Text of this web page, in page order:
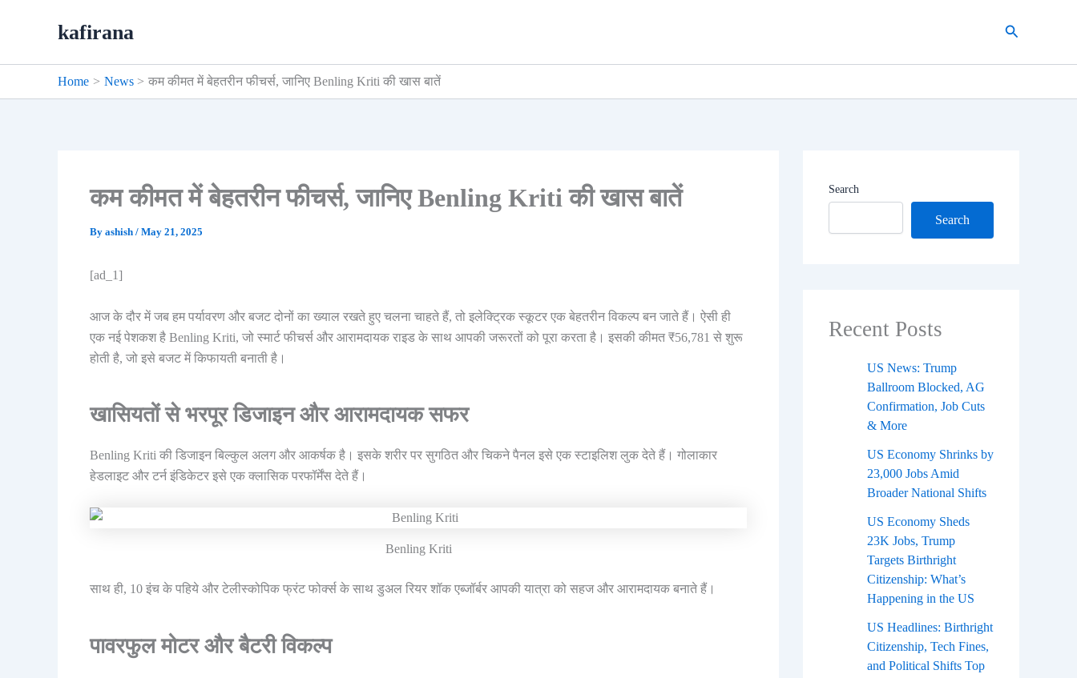
kafirana Search
Home News कम कीमत में बेहतरीन फीचर्स, जानिए Benling Kriti की खास बातें
कम कीमत में बेहतरीन फीचर्स, जानिए Benling Kriti की खास बातें
By ashish / May 21, 2025
[ad_1]
आज के दौर में जब हम पर्यावरण और बजट दोनों का ख्याल रखते हुए चलना चाहते हैं, तो इलेक्ट्रिक स्कूटर एक बेहतरीन विकल्प बन जाते हैं। ऐसी ही
एक नई पेशकश है Benling Kriti, जो स्मार्ट फीचर्स और आरामदायक राइड के साथ आपकी जरूरतों को पूरा करता है। इसकी कीमत ₹56,781 से शुरू
होती है, जो इसे बजट में किफायती बनाती है।
खासियतों से भरपूर डिजाइन और आरामदायक सफर
Benling Kriti की डिजाइन बिल्कुल अलग और आकर्षक है। इसके शरीर पर सुगठित और चिकने पैनल इसे एक स्टाइलिश लुक देते हैं। गोलाकार
हेडलाइट और टर्न इंडिकेटर इसे एक क्लासिक परफॉर्मेंस देते हैं।
Benling Kriti
साथ ही, 10 इंच के पहिये और टेलीस्कोपिक फ्रंट फोर्क्स के साथ डुअल रियर शॉक एब्जॉर्बर आपकी यात्रा को सहज और आरामदायक बनाते हैं।
पावरफुल मोटर और बैटरी विकल्प
Search
Search
Recent Posts
US News: Trump
Ballroom Blocked, AG
Confirmation, Job Cuts
& More
US Economy Shrinks by
23,000 Jobs Amid
Broader National Shifts
US Economy Sheds
23K Jobs, Trump
Targets Birthright
Citizenship: What’s
Happening in the US
US Headlines: Birthright
Citizenship, Tech Fines,
and Political Shifts Top